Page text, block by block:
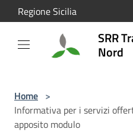
Salta al contenuto principale
Regione Sicilia
SRR
Nord
Home >
Informativa per i servizi
apposito modulo